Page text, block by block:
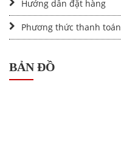
Hướng dẫn đặt hàng
Phương thức thanh toán
BẢN ĐỒ